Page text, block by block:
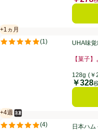
UHA味覚糖 コグミ ファミリー
+1ヵ月
賞味・消費期限保証：1ヵ月
(1 )
評価は1件のレビューで5点中
UHA味
【菓子
128g (￥
価格
￥328
日本ハム やわらかヒレカツ【
+4週
賞味・消費期限保証：4週間
冷凍食品
(4)
評価は4件のレビューで5点中
日本ハ